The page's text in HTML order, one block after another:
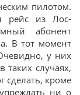
пилотом.
рейс из Лос-
абонент
В тот момент
у них
таких случаях,
сделать, кроме
ни о